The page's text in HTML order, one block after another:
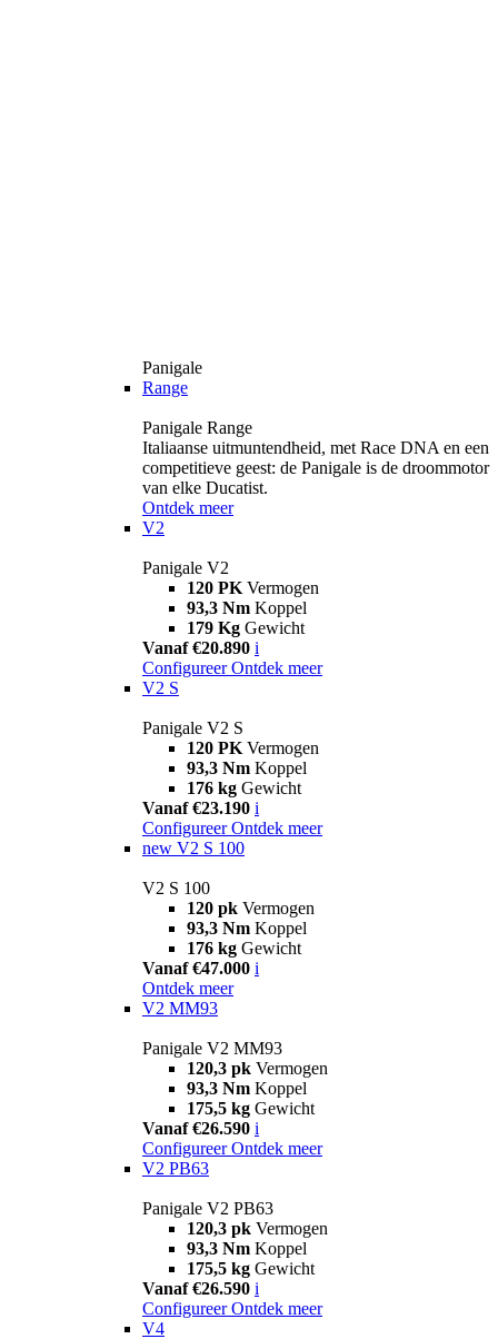
Panigale
Range
Panigale Range
Italiaanse uitmuntendheid, met Race DNA en een
competitieve geest: de Panigale is de droommotor
van elke Ducatist.
Ontdek meer
V2
Panigale V2
120 PK Vermogen
93,3 Nm Koppel
179 Kg Gewicht
Vanaf €20.890 i
Configureer Ontdek meer
V2 S
Panigale V2 S
120 PK Vermogen
93,3 Nm Koppel
176 kg Gewicht
Vanaf €23.190 i
Configureer Ontdek meer
new V2 S 100
V2 S 100
120 pk Vermogen
93,3 Nm Koppel
176 kg Gewicht
Vanaf €47.000 i
Ontdek meer
V2 MM93
Panigale V2 MM93
120,3 pk Vermogen
93,3 Nm Koppel
175,5 kg Gewicht
Vanaf €26.590 i
Configureer Ontdek meer
V2 PB63
Panigale V2 PB63
120,3 pk Vermogen
93,3 Nm Koppel
175,5 kg Gewicht
Vanaf €26.590 i
Configureer Ontdek meer
V4